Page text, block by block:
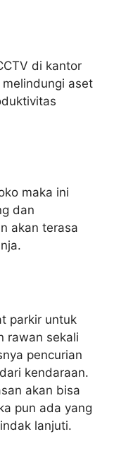
di kantor
aset
maka ini
dan
akan terasa
parkir untuk
rawan sekali
pencurian
kendaraan.
akan bisa
pun ada yang
lanjuti.